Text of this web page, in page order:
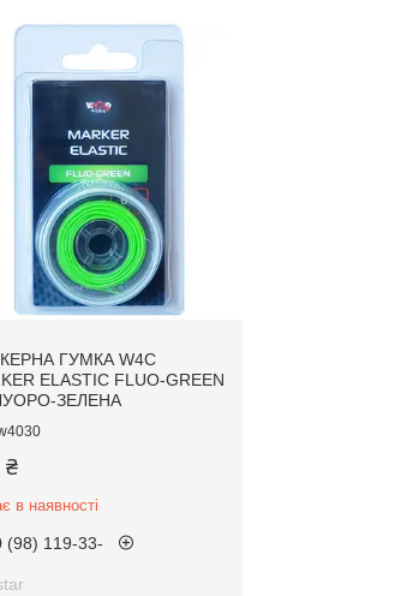
ГУМКА W4C
ELASTIC FLUO-GREEN
ЗЕЛЕНА
₴
в наявності
(98) 119-33-